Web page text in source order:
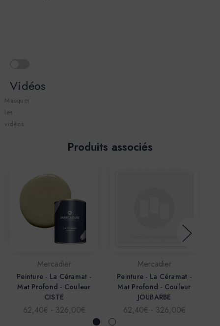
Vidéos
Masquer
les
vidéos
Produits associés
Mercadier
Peinture - La Céramat -
Mat Profond - Couleur
CISTE
62,40€ - 326,00€
Mercadier
Peinture - La Céramat -
Mat Profond - Couleur
JOUBARBE
62,40€ - 326,00€